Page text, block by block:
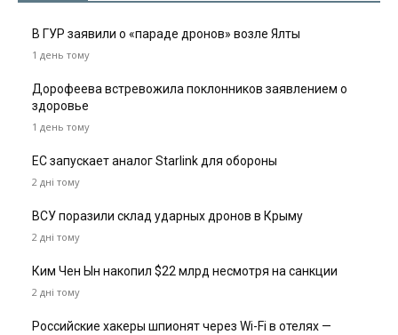
В ГУР заявили о «параде дронов» возле Ялты
1 день тому
Дорофеева встревожила поклонников заявлением о
здоровье
1 день тому
ЕС запускает аналог Starlink для обороны
2 дні тому
ВСУ поразили склад ударных дронов в Крыму
2 дні тому
Ким Чен Ын накопил $22 млрд несмотря на санкции
2 дні тому
Российские хакеры шпионят через Wi-Fi в отелях —